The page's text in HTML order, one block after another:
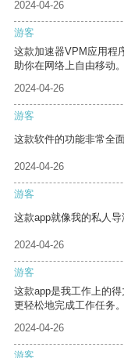
2024-04-26
游客
这款加速器VPM应用程
助你在网络上自由移动。
2024-04-26
游客
这款软件的功能非常全
2024-04-26
游客
这款app就像我的私人导
2024-04-26
游客
这款app是我工作上的
更轻松地完成工作任务。
2024-04-26
游客